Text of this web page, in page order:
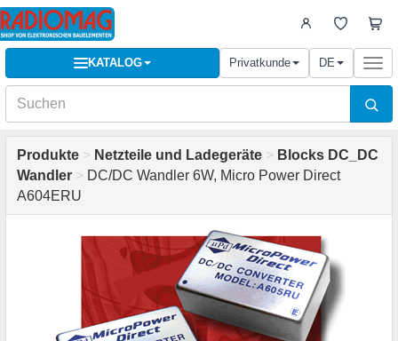
KATALOG Privatkunde DE
Produkte > Netzteile und Ladegeräte > Blocks DC_DC
Wandler > DC/DC Wandler 6W, Micro Power Direct
A604ERU